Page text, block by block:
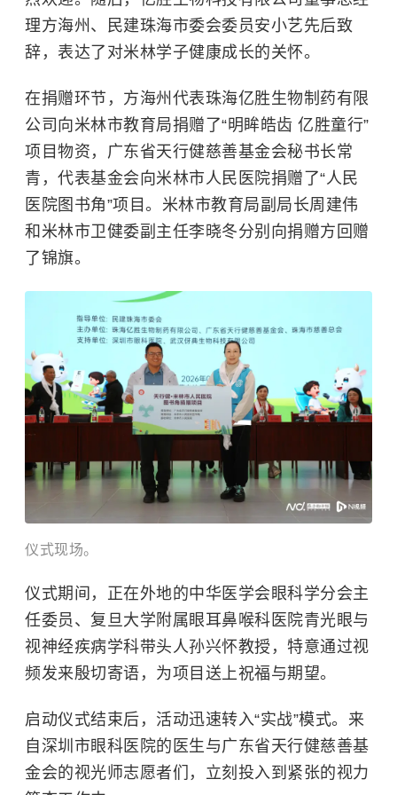
理方海州、民建珠海市委会委员安小艺先后致
辞，表达了对米林学子健康成长的关怀。
在捐赠环节，方海州代表珠海亿胜生物制药有限
公司向米林市教育局捐赠了“明眸皓齿 亿胜童行”
项目物资，广东省天行健慈善基金会秘书长常
青，代表基金会向米林市人民医院捐赠了“人民
医院图书角”项目。米林市教育局副局长周建伟
和米林市卫健委副主任李晓冬分别向捐赠方回赠
了锦旗。
仪式现场。
仪式期间，正在外地的中华医学会眼科学分会主
任委员、 复旦大学附属眼耳鼻喉科医院青光眼与
视神经疾病学科带头人孙兴怀教授，特意通过视
频发来殷切寄语，为项目送上祝福与期望。
启动仪式结束后，活动迅速转入“实战”模式。来
自深圳市眼科医院的医生与广东省天行健慈善基
金会的视光师志愿者们，立刻投入到紧张的视力